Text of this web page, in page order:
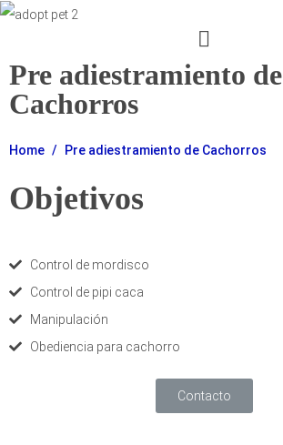
Pre adiestramiento de
Cachorros
Home Pre adiestramiento de Cachorros
Objetivos
Control de mordisco
Control de pipi caca
Manipulación
Obediencia para cachorro
Contacto